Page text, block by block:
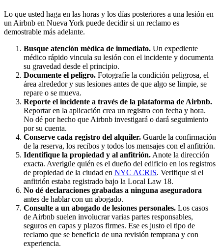
Lo que usted haga en las horas y los días posteriores a una lesión en
un Airbnb en Nueva York puede decidir si un reclamo es
demostrable más adelante.
Busque atención médica de inmediato. Un expediente
médico rápido vincula su lesión con el incidente y documenta
su gravedad desde el principio.
Documente el peligro. Fotografíe la condición peligrosa, el
área alrededor y sus lesiones antes de que algo se limpie, se
repare o se mueva.
Reporte el incidente a través de la plataforma de Airbnb.
Reportar en la aplicación crea un registro con fecha y hora.
No dé por hecho que Airbnb investigará o dará seguimiento
por su cuenta.
Conserve cada registro del alquiler. Guarde la confirmación
de la reserva, los recibos y todos los mensajes con el anfitrión.
Identifique la propiedad y al anfitrión. Anote la dirección
exacta. Averigüe quién es el dueño del edificio en los registros
de propiedad de la ciudad en NYC ACRIS. Verifique si el
anfitrión estaba registrado bajo la Local Law 18.
No dé declaraciones grabadas a ninguna aseguradora
antes de hablar con un abogado.
Consulte a un abogado de lesiones personales. Los casos
de Airbnb suelen involucrar varias partes responsables,
seguros en capas y plazos firmes. Ese es justo el tipo de
reclamo que se beneficia de una revisión temprana y con
experiencia.